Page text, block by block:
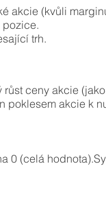
akcie (kvůli
pozice.
trh.
ceny akcie
poklesem akcie k
0 (celá